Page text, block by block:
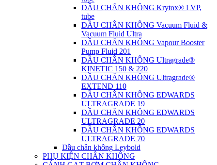
DẦU CHÂN KHÔNG Krytox® LVP,
tube
DẦU CHÂN KHÔNG Vacuum Fluid &
Vacuum Fluid Ultra
DẦU CHÂN KHÔNG Vapour Booster
Pump Fluid 201
DẦU CHÂN KHÔNG Ultragrade®
KINETIC 150 & 220
DẦU CHÂN KHÔNG Ultragrade®
EXTEND 110
DẦU CHÂN KHÔNG EDWARDS
ULTRAGRADE 19
DẦU CHÂN KHÔNG EDWARDS
ULTRAGRADE 20
DẦU CHÂN KHÔNG EDWARDS
ULTRAGRADE 70
Dầu chân không Leybold
PHỤ KIỆN CHÂN KHÔNG